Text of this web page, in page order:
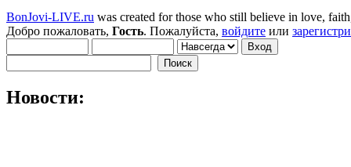
BonJovi-LIVE.ru was created for those who still believe in love,
Добро пожаловать, Гость. Пожалуйста, войдите или
Новости: